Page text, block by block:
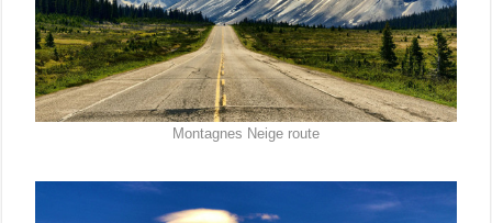
Montagnes Neige route